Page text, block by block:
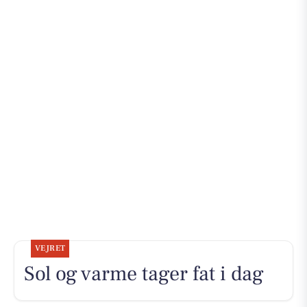
VEJRET
Sol og varme tager fat i dag